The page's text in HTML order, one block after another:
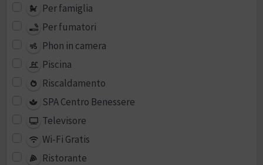
Per famiglia
Per fumatori
Phon in camera
Piscina
Riscaldamento
SPA Centro Benessere
Televisore
Wi-Fi Gratis
Ristorante